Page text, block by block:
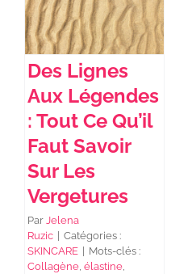
NEWS DE FOREO
SKINCARE
SANTÉ & BIEN-ÊTRE
BEAUTÉ
À PROPOS
Des Lignes
Aux Légendes
: Tout Ce Qu’il
Faut Savoir
Sur Les
Vergetures
Par Jelena
Ruzic | Catégories :
SKINCARE | Mots-clés :
Collagène ,élastine